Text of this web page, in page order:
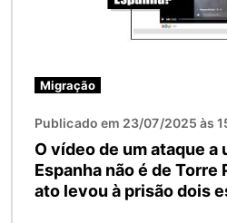
Migração
Publicado em 23/07/2025 às
O vídeo de um ataque a
Espanha não é de Torre
ato levou à prisão dois